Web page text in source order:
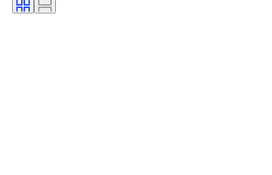
原创作品／复制品